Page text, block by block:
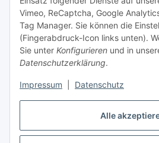
Alle
Vimeo, ReCaptcha, Google
Tag Manager. Sie können die
(Fingerabdruck-Icon links unten).
Sie unter Konfigurieren und in
Datenschutzerklärung.
Impressum Datenschutz